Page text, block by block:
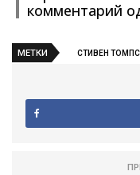
комментарий
МЕТКИ СТИВЕН